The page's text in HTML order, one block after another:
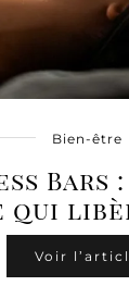
Bien-être
Bars
qui
Voir